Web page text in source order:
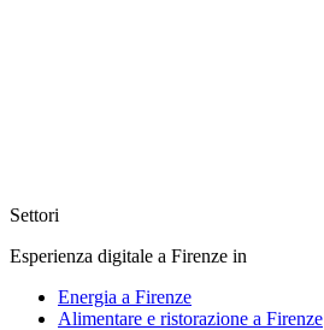
Settori
Esperienza digitale a Firenze in
Energia a Firenze
Alimentare e ristorazione a Firenze